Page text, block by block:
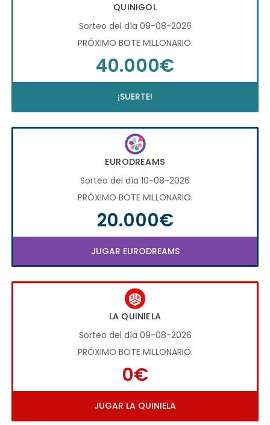
QUINIGOL
Sorteo del día 09-08-2026
PRÓXIMO BOTE MILLONARIO:
40.000€
¡SUERTE!
EURODREAMS
Sorteo del día 10-08-2026
PRÓXIMO BOTE MILLONARIO:
20.000€
JUGAR EURODREAMS
LA QUINIELA
Sorteo del día 09-08-2026
PRÓXIMO BOTE MILLONARIO:
0€
JUGAR LA QUINIELA